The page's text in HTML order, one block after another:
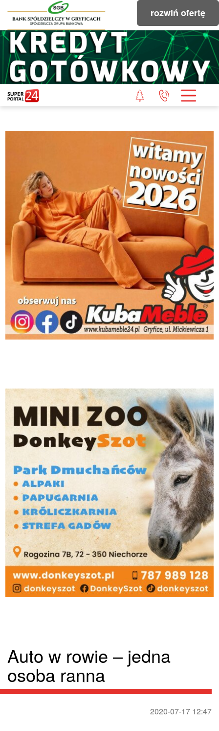
rozwiń ofertę
Auto w rowie – jedna
osoba ranna
2020-07-17 12:47